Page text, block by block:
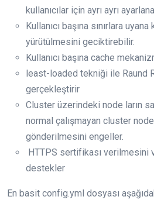
kullanıcılar için ayrı ayrı
Kullanıcı başına sınırlara
yürütülmesini geciktirebilir.
Kullanıcı başına cache
least-loaded tekniği ile Raund
gerçekleştirir
Cluster üzerindeki node ların
normal çalışmayan cluster
gönderilmesini engeller.
HTTPS sertifikası verilmesini
destekler
En basit config.yml dosyası